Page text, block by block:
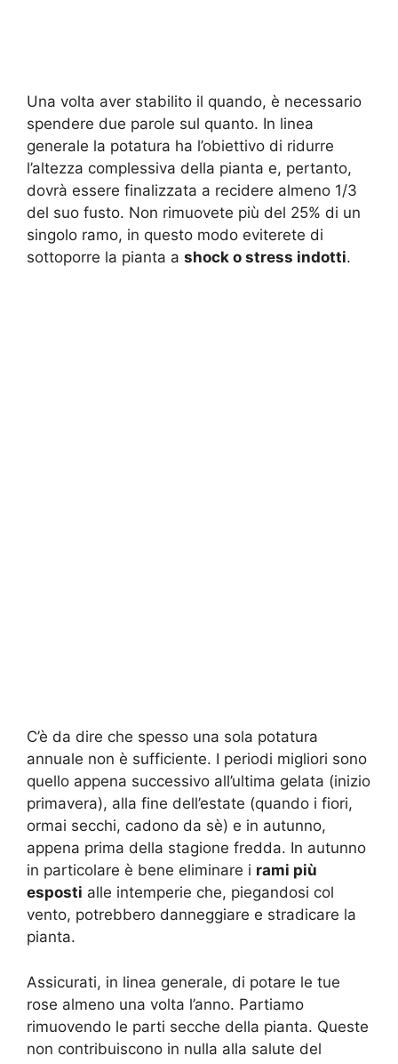
Una volta aver stabilito il quando, è necessario
spendere due parole sul quanto. In linea
generale la potatura ha l’obiettivo di ridurre
l’altezza complessiva della pianta e, pertanto,
dovrà essere finalizzata a recidere almeno 1/3
del suo fusto. Non rimuovete più del 25% di un
singolo ramo, in questo modo eviterete di
sottoporre la pianta a shock o stress indotti.
C’è da dire che spesso una sola potatura
annuale non è sufficiente. I periodi migliori sono
quello appena successivo all’ultima gelata (inizio
primavera), alla fine dell’estate (quando i fiori,
ormai secchi, cadono da sè) e in autunno,
appena prima della stagione fredda. In autunno
in particolare è bene eliminare i rami più
esposti alle intemperie che, piegandosi col
vento, potrebbero danneggiare e stradicare la
pianta.
Assicurati, in linea generale, di potare le tue
rose almeno una volta l’anno. Partiamo
rimuovendo le parti secche della pianta. Queste
non contribuiscono in nulla alla salute del